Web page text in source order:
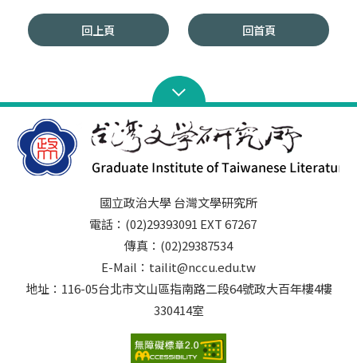
回上頁 回首頁
國立政治大學 台灣文學研究所
電話：(02)29393091 EXT 67267
傳真：(02)29387534
E-Mail：tailit@nccu.edu.tw
地址：116-05台北市文山區指南路二段64號政大百年樓4樓
330414室